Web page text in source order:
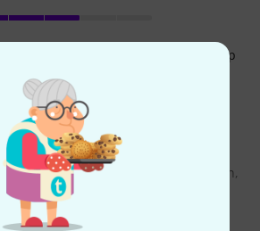
und ein Viviana Sound Sax TX Strap
der Lederbeutel des thomann
Gar nicht gut finde ich
Diese sind so starr und
dass es teilweise echt
damit am Instrument anzubringen,
oder dass